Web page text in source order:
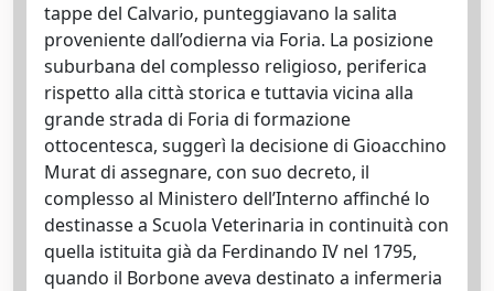
tappe del Calvario, punteggiavano la salita
proveniente dall’odierna via Foria. La posizione
suburbana del complesso religioso, periferica
rispetto alla città storica e tuttavia vicina alla
grande strada di Foria di formazione
ottocentesca, suggerì la decisione di Gioacchino
Murat di assegnare, con suo decreto, il
complesso al Ministero dell’Interno affinché lo
destinasse a Scuola Veterinaria in continuità con
quella istituita già da Ferdinando IV nel 1795,
quando il Borbone aveva destinato a infermeria